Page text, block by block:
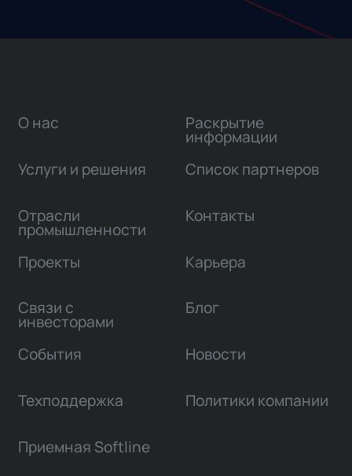
О нас
Услуги и решения
Отрасли
промышленности
Проекты
Связи с
инвесторами
Раскрытие
информации
Список партнеров
Контакты
Карьера
Блог
События Новости
Техподдержка Политики компании
Приемная Softline